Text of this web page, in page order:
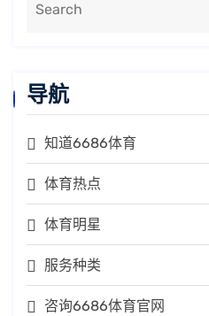
导航
知道6686体育
体育热点
体育明星
服务种类
咨询6686体育官网